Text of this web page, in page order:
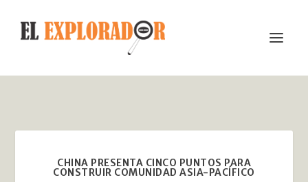
CHINA PRESENTA CINCO PUNTOS PARA
CONSTRUIR COMUNIDAD ASIA-PACÍFICO